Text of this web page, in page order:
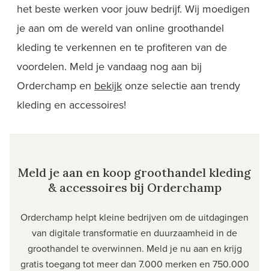
het beste werken voor jouw bedrijf. Wij moedigen
je aan om de wereld van online groothandel
kleding te verkennen en te profiteren van de
voordelen. Meld je vandaag nog aan bij
Orderchamp en bekijk onze selectie aan trendy
kleding en accessoires!
Meld je aan en koop groothandel kleding
& accessoires bij Orderchamp
Orderchamp helpt kleine bedrijven om de uitdagingen
van digitale transformatie en duurzaamheid in de
groothandel te overwinnen. Meld je nu aan en krijg
gratis toegang tot meer dan 7.000 merken en 750.000